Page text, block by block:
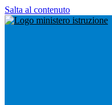
Salta al contenuto